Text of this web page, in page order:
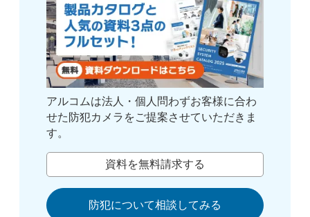
アルコムは法人・個人問わずお客様に合わ
せた防犯カメラをご提案させていただきま
す。
資料を無料請求する
防犯について相談してみる